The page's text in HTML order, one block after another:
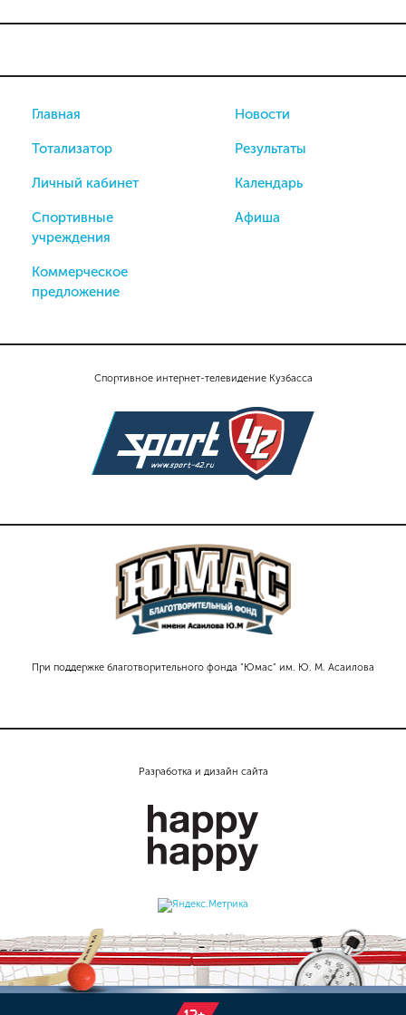
Спортивное интернет-телевидение Кузбасса
При поддержке благотворительного фонда "Юмас" им. Ю. М. Асаилова
Главная
Тотализатор
Личный кабинет
Спортивные
учреждения
Коммерческое
предложение
Новости
Результаты
Календарь
Афиша
Разработка и дизайн сайта